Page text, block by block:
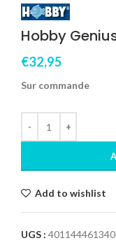
Hobby
€32,95
Sur commande
Add to wishlist
UGS :